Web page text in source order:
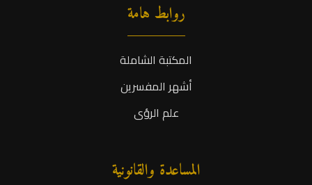
روابط هامة
المكتبة الشاملة
أشهر المفسرين
علم الرؤى
المساعدة والقانونية